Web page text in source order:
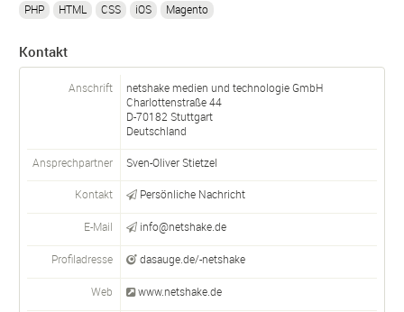
PHP HTML CSS iOS Magento
Kontakt
Anschrift
netshake medien und technologie GmbH
Charlottenstraße 44
D-70182 Stuttgart
Deutschland
Ansprechpartner Sven-Oliver Stietzel
Kontakt Persönliche Nachricht
E-Mail info@netshake.de
Profiladresse dasauge.de/-netshake
Web www.netshake.de